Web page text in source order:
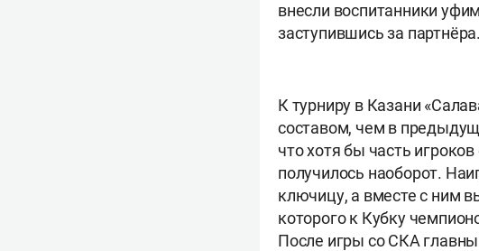
внесли воспитанники
заступившись за партнёра.
К турниру в Казани
составом, чем в
что хотя бы часть
получилось наоборот.
ключицу, а вместе с ним
которого к Кубку
После игры со СКА